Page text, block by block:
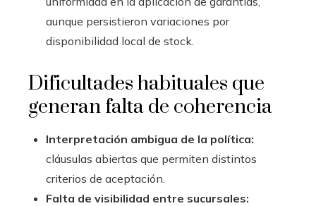
aunque persistieron variaciones por
disponibilidad local de stock.
Dificultades habituales que
generan falta de coherencia
Interpretación ambigua de la política:
cláusulas abiertas que permiten distintos
criterios de aceptación.
Falta de visibilidad entre sucursales: